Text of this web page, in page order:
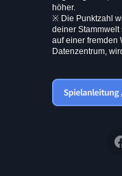
höher.
※ Die Punktzahl
deiner Stammwelt
auf einer fremden
Datenzentrum,